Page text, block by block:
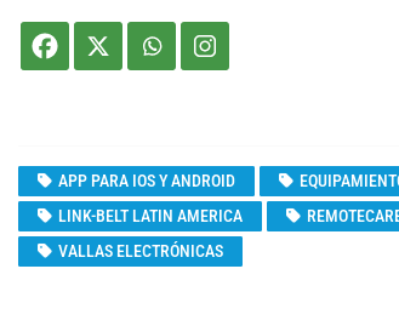
APP PARA IOS Y ANDROID
LINK-BELT LATIN AMERICA
VALLAS ELECTRÓNICAS